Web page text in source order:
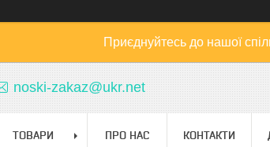
Приєднуйтесь до нашої
noski-zakaz@ukr.net
ТОВАРИ ПРО НАС КОНТАКТИ